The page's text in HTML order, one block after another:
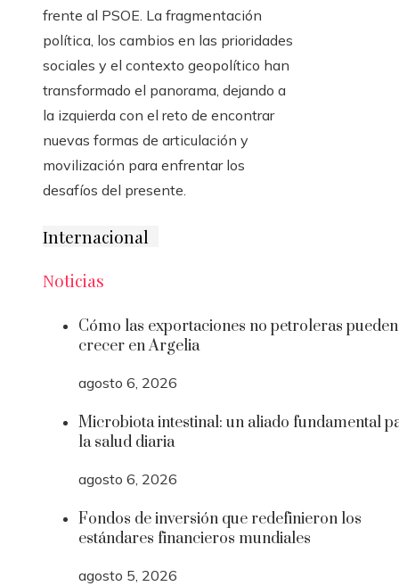
frente al PSOE. La fragmentación
política, los cambios en las prioridades
sociales y el contexto geopolítico han
transformado el panorama, dejando a
la izquierda con el reto de encontrar
nuevas formas de articulación y
movilización para enfrentar los
desafíos del presente.
Internacional
Noticias
Cómo las exportaciones no petroleras pueden
crecer en Argelia
agosto 6, 2026
Microbiota intestinal: un aliado fundamental
la salud diaria
agosto 6, 2026
Fondos de inversión que redefinieron los
estándares financieros mundiales
agosto 5, 2026